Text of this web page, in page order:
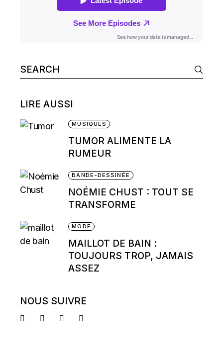
Search
for:
LIRE AUSSI
MUSIQUES
TUMOR ALIMENTE LA
RUMEUR
BANDE-DESSINÉE
NOÉMIE CHUST : TOUT SE
TRANSFORME
MODE
MAILLOT DE BAIN :
TOUJOURS TROP, JAMAIS
ASSEZ
NOUS SUIVRE